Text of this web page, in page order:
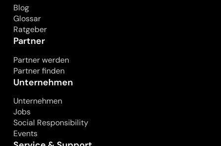
Blog
Glossar
Ratgeber
Partner
Partner werden
Partner finden
Unternehmen
Unternehmen
Jobs
Social Responsibility
Events